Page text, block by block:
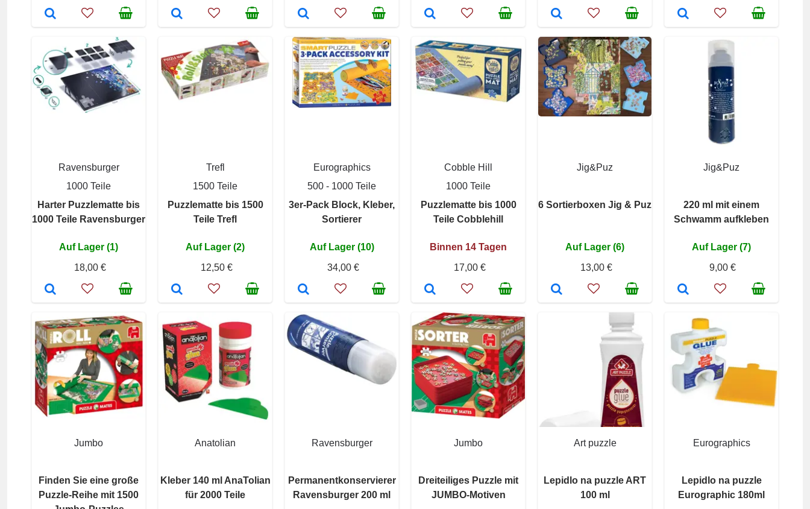
Ravensburger
1000 Teile
Harter Puzzlematte bis
1000 Teile Ravensburger
Auf Lager (1)
18,00 €
Trefl
1500 Teile
Puzzlematte bis 1500
Teile Trefl
Auf Lager (2)
12,50 €
Eurographics
500 - 1000 Teile
3er-Pack Block, Kleber,
Sortierer
Auf Lager (10)
34,00 €
Cobble Hill
1000 Teile
Puzzlematte bis 1000
Teile Cobblehill
Binnen 14 Tagen
17,00 €
Jig&Puz
6 Sortierboxen Jig & Puz
Auf Lager (6)
13,00 €
Jig&Puz
220 ml mit einem
Schwamm aufkleben
Auf Lager (7)
9,00 €
Jumbo
Finden Sie eine große
Puzzle-Reihe mit 1500
Anatolian
Kleber 140 ml AnaTolian
für 2000 Teile
Ravensburger
Permanentkonservierer
Ravensburger 200 ml
Jumbo
Dreiteiliges Puzzle mit
JUMBO-Motiven
Art puzzle
Lepidlo na puzzle ART
100 ml
Eurographics
Lepidlo na puzzle
Eurographic 180ml